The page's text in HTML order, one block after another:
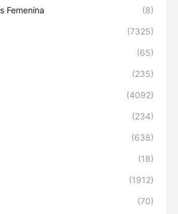
Femenina (8)
(7325)
(65)
(235)
(4092)
(234)
(638)
(18)
(1912)
(70)